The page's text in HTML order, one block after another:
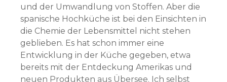
und der Umwandlung von Stoffen. Aber die
spanische Hochküche ist bei den Einsichten in
die Chemie der Lebensmittel nicht stehen
geblieben. Es hat schon immer eine
Entwicklung in der Küche gegeben, etwa
bereits mit der Entdeckung Amerikas und
neuen Produkten aus Übersee. Ich selbst